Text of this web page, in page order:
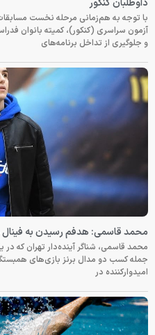
داوطلبان کنکور
با توجه به هم‌زمانی مرحله نخست مسابقات
آزمون سراسری (کنکور)، کمیته بانوان
و جلوگیری از تداخل برنامه‌های
محمد قاسمی: هدفم رسیدن به فینال ۴۰۰ متر بازی‌های آسیایی ناگویاست
محمد قاسمی، شناگر آینده‌دار تهران که
جمله کسب دو مدال برنز بازی‌های
امیدوارکننده در